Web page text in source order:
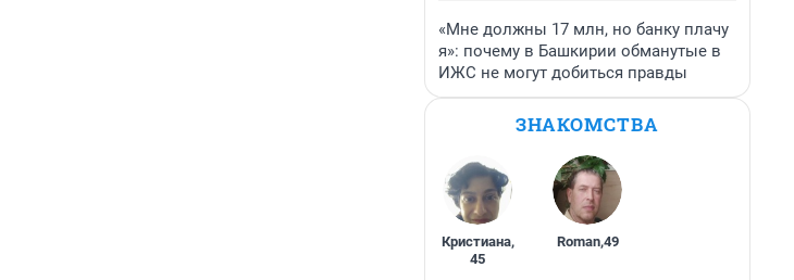
«Мне должны 17 млн, но банку плачу
я»: почему в Башкирии обманутые в
ИЖС не могут добиться правды
ЗНАКОМСТВА
Кристиана,
45
Roman,49